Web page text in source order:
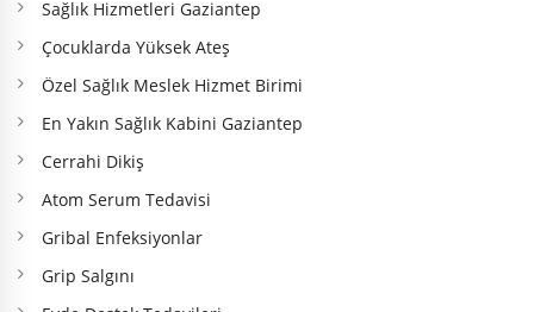
Sağlık Hizmetleri Gaziantep
Çocuklarda Yüksek Ateş
Özel Sağlık Meslek Hizmet Birimi
En Yakın Sağlık Kabini Gaziantep
Cerrahi Dikiş
Atom Serum Tedavisi
Gribal Enfeksiyonlar
Grip Salgını